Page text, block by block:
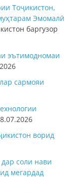
Тоҷикистон,
Эмомалӣ
баргузор
эътимодномаи
сармояи
ворид
соли нави
мегардад